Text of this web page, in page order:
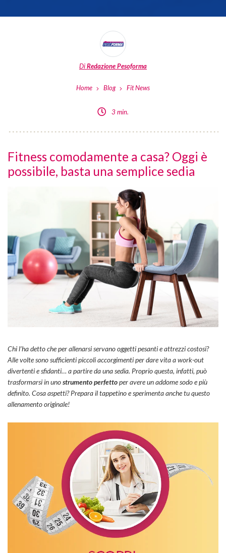
DiRedazione Pesoforma
Home Blog Fit News
3 min.
Fitness comodamente a casa? Oggi è
possibile, basta una semplice sedia
Chi l’ha detto che per allenarsi servano oggetti pesanti e attrezzi costosi?
Alle volte sono sufficienti piccoli accorgimenti per dare vita a work-out
divertenti e sfidanti… a partire da una sedia. Proprio questa, infatti, può
trasformarsi in unostrumento perfettoper avere un addome sodo e più
definito. Cosa aspetti? Prepara il tappetino e sperimenta anche tu questo
allenamento originale!